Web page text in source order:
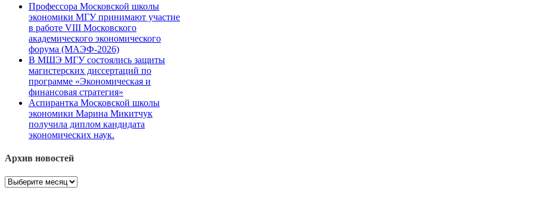
Профессора Московской школы
экономики МГУ принимают участие
в работе VIII Московского
академического экономического
форума (МАЭФ-2026)
В МШЭ МГУ состоялись защиты
магистерских диссертаций по
программе «Экономическая и
финансовая стратегия»
Аспирантка Московской школы
экономики Марина Микитчук
получила диплом кандидата
экономических наук.
Архив новостей
Архив